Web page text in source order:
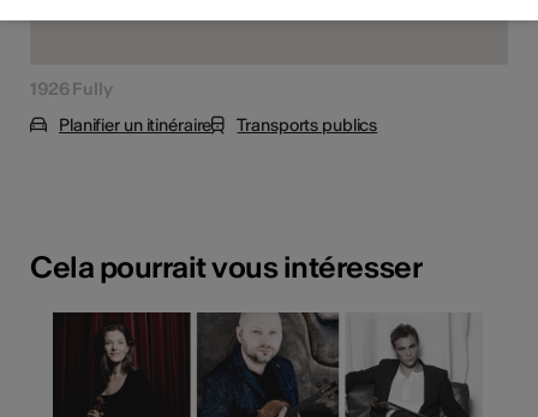
1926 Fully
Planifier un itinéraire
Transports publics
Cela pourrait vous intéresser